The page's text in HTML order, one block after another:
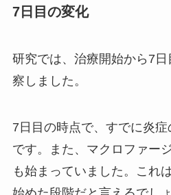
7日目の変化
研究では、治療開始から7
察しました。
7日目の時点で、すでに炎
です。また、マクロファー
も始まっていました。これ